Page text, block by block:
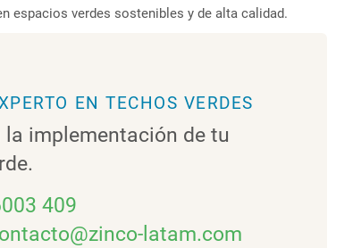
espacios verdes sostenibles y de alta calidad.
EN TECHOS VERDES
implementación de tu
409
latam.com